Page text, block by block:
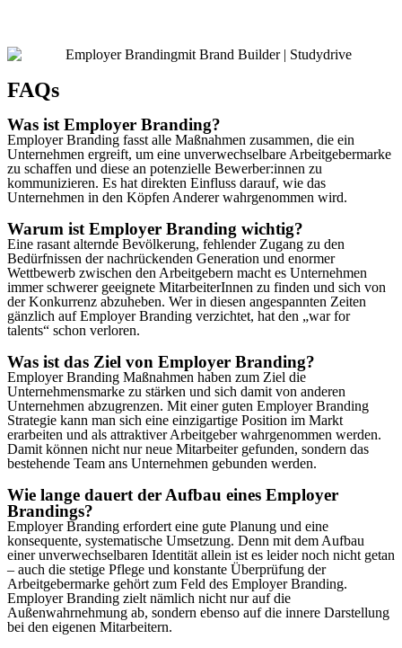
FAQs
Was ist Employer Branding?
Employer Branding fasst alle Maßnahmen zusammen, die ein
Unternehmen ergreift, um eine unverwechselbare Arbeitgebermarke
zu schaffen und diese an potenzielle Bewerber:innen zu
kommunizieren. Es hat direkten Einfluss darauf, wie das
Unternehmen in den Köpfen Anderer wahrgenommen wird.
Warum ist Employer Branding wichtig?
Eine rasant alternde Bevölkerung, fehlender Zugang zu den
Bedürfnissen der nachrückenden Generation und enormer
Wettbewerb zwischen den Arbeitgebern macht es Unternehmen
immer schwerer geeignete MitarbeiterInnen zu finden und sich von
der Konkurrenz abzuheben. Wer in diesen angespannten Zeiten
gänzlich auf Employer Branding verzichtet, hat den „war for
talents“ schon verloren.
Was ist das Ziel von Employer Branding?
Employer Branding Maßnahmen haben zum Ziel die
Unternehmensmarke zu stärken und sich damit von anderen
Unternehmen abzugrenzen. Mit einer guten Employer Branding
Strategie kann man sich eine einzigartige Position im Markt
erarbeiten und als attraktiver Arbeitgeber wahrgenommen werden.
Damit können nicht nur neue Mitarbeiter gefunden, sondern das
bestehende Team ans Unternehmen gebunden werden.
Wie lange dauert der Aufbau eines Employer
Brandings?
Employer Branding erfordert eine gute Planung und eine
konsequente, systematische Umsetzung. Denn mit dem Aufbau
einer unverwechselbaren Identität allein ist es leider noch nicht getan
– auch die stetige Pflege und konstante Überprüfung der
Arbeitgebermarke gehört zum Feld des Employer Branding.
Employer Branding zielt nämlich nicht nur auf die
Außenwahrnehmung ab, sondern ebenso auf die innere Darstellung
bei den eigenen Mitarbeitern.